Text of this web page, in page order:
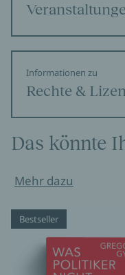
Informationen zu
Rechte &
Das könnte
Mehr dazu
Bestseller